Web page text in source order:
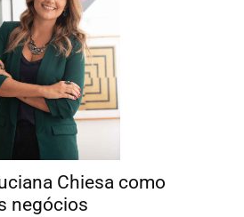
Chiesa como
negócios